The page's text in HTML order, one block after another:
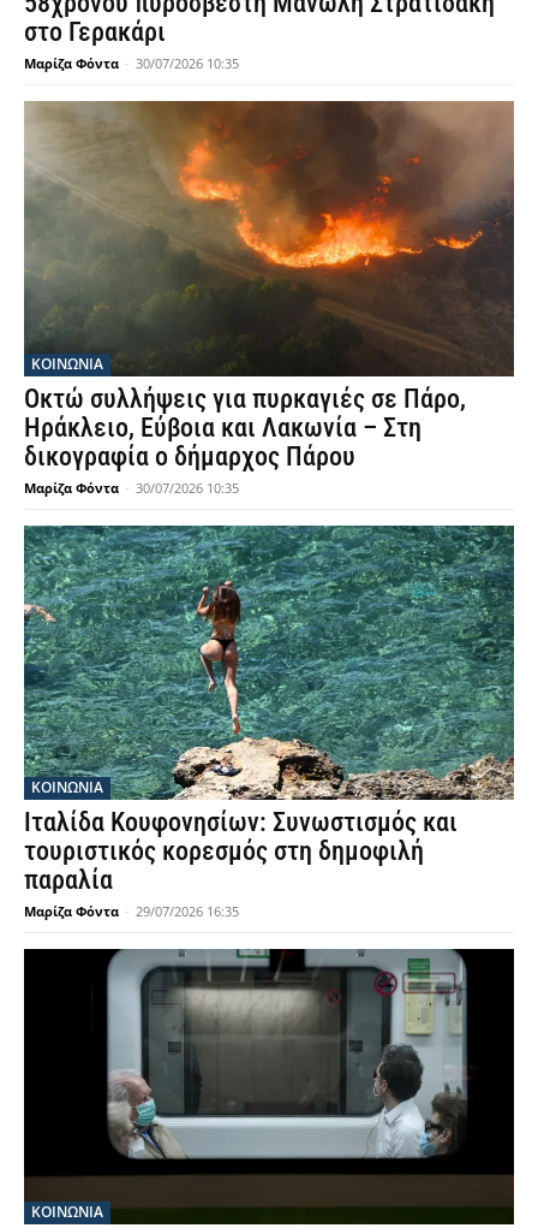
στο Γερακάρι
Μαρίζα Φόντα - 30/07/2026 10:35
ΚΟΙΝΩΝΙΑ
Οκτώ συλλήψεις για πυρκαγιές σε Πάρο,
Ηράκλειο, Εύβοια και Λακωνία – Στη
δικογραφία ο δήμαρχος Πάρου
Μαρίζα Φόντα - 30/07/2026 10:35
ΚΟΙΝΩΝΙΑ
Ιταλίδα Κουφονησίων: Συνωστισμός και
τουριστικός κορεσμός στη δημοφιλή
παραλία
Μαρίζα Φόντα - 29/07/2026 16:35
ΚΟΙΝΩΝΙΑ